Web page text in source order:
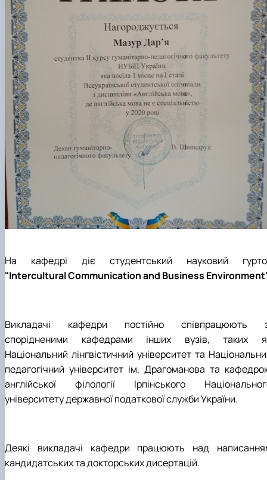
На кафедрі діє студентський науковий
"Intercultural Communication and Business
Викладачі кафедри постійно співпрацюють
спорідненими кафедрами інших вузів, таких
Національний лінгвістичний університет та
педагогічний університет ім. Драгоманова та
англійської філології Ірпінського
університету державної податкової служби України.
Деякі викладачі кафедри працюють над
кандидатських та докторських дисертацій.